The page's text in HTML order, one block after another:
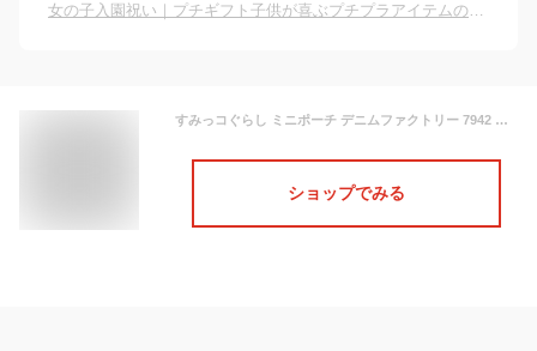
女の子入園祝い｜プチギフト子供が喜ぶプチプラアイテムのおすすめは？
すみっコぐらし ミニポーチ デニムファクトリー 7942 サンエックス 人気 おすすめ キャラクター プレゼント かわいい すみっこぐらし 女の子 小学生 割引 CU84101 セール 特価 sale
ショップでみる